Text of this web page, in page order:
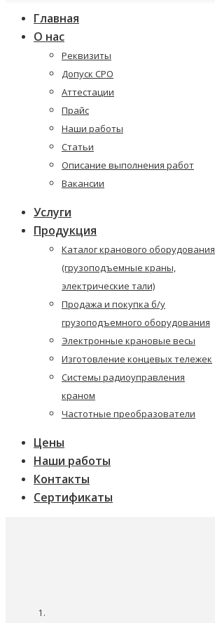
Главная
О нас
Реквизиты
Допуск СРО
Аттестации
Прайс
Наши работы
Статьи
Описание выполнения работ
Вакансии
Услуги
Продукция
Каталог кранового оборудования
(грузоподъемные краны,
электрические тали)
Продажа и покупка б/у
грузоподъемного оборудования
Электронные крановые весы
Изготовление концевых тележек
Системы радиоуправления
краном
Частотные преобразователи
Цены
Наши работы
Контакты
Сертификаты